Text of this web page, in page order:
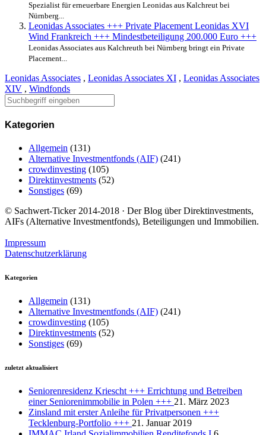
Spezialist für erneuerbare Energien Leonidas aus Kalchreut bei
Nürnberg...
Leonidas Associates +++ Private Placement Leonidas XVI
Wind Frankreich +++ Mindestbeteiligung 200.000 Euro +++
Leonidas Associates aus Kalchreuth bei Nürnberg bringt ein Private
Placement...
Leonidas Associates , Leonidas Associates XI , Leonidas Associates
XIV , Windfonds
Kategorien
Allgemein (131)
Alternative Investmentfonds (AIF) (241)
crowdinvesting (105)
Direktinvestments (52)
Sonstiges (69)
© Sachwert-Ticker 2014-2018 · Der Blog über Direktinvestments,
AIFs (Alternative Investmentfonds), Beteiligungen und Immobilien.
Impressum
Datenschutzerklärung
Kategorien
Allgemein (131)
Alternative Investmentfonds (AIF) (241)
crowdinvesting (105)
Direktinvestments (52)
Sonstiges (69)
zuletzt aktualisiert
Seniorenresidenz Kriescht +++ Errichtung und Betreiben
einer Seniorenimmobilie in Polen +++ 21. März 2023
Zinsland mit erster Anleihe für Privatpersonen +++
Tecklenburg-Portfolio +++ 21. Januar 2019